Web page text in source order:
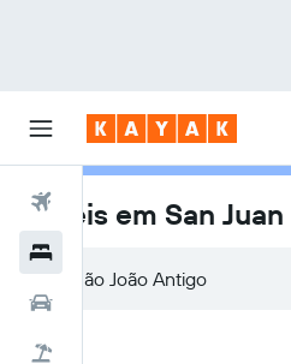
Voos
Hotéis em San